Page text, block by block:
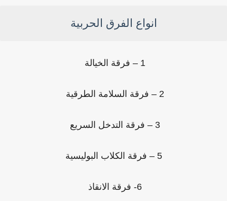
انواع الفرق الحربية